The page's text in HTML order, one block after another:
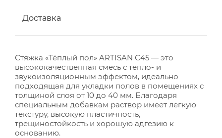
Доставка
Стяжка «Тёплый пол» ARTISAN С45 — это
высококачественная смесь с тепло- и
звукоизоляционным эффектом, идеально
подходящая для укладки полов в помещениях с
толщиной слоя от 10 до 40 мм. Благодаря
специальным добавкам раствор имеет легкую
текстуру, высокую пластичность,
трещиностойкость и хорошую адгезию к
основанию.